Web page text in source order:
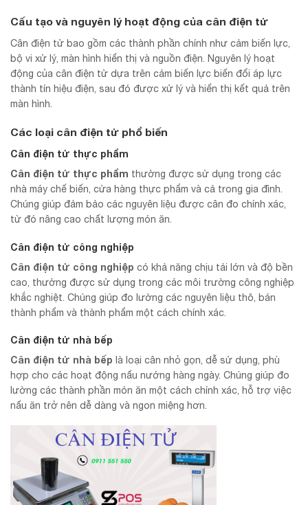
Cấu tạo và nguyên lý hoạt động của cân điện tử
Cân điện tử bao gồm các thành phần chính như cảm biến lực,
bộ vi xử lý, màn hình hiển thị và nguồn điện. Nguyên lý hoạt
động của cân điện tử dựa trên cảm biến lực biến đổi áp lực
thành tín hiệu điện, sau đó được xử lý và hiển thị kết quả trên
màn hình.
Các loại cân điện tử phổ biến
Cân điện tử thực phẩm
Cân điện tử thực phẩm thường được sử dụng trong các
nhà máy chế biến, cửa hàng thực phẩm và cả trong gia đình.
Chúng giúp đảm bảo các nguyên liệu được cân đo chính xác,
từ đó nâng cao chất lượng món ăn.
Cân điện tử công nghiệp
Cân điện tử công nghiệp có khả năng chịu tải lớn và độ bền
cao, thường được sử dụng trong các môi trường công nghiệp
khắc nghiệt. Chúng giúp đo lường các nguyên liệu thô, bán
thành phẩm và thành phẩm một cách chính xác.
Cân điện tử nhà bếp
Cân điện tử nhà bếp là loại cân nhỏ gọn, dễ sử dụng, phù
hợp cho các hoạt động nấu nướng hàng ngày. Chúng giúp đo
lường các thành phần món ăn một cách chính xác, hỗ trợ việc
nấu ăn trở nên dễ dàng và ngon miệng hơn.